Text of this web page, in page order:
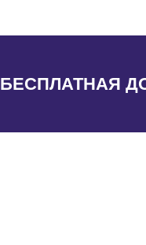
БЕСПЛАТНАЯ